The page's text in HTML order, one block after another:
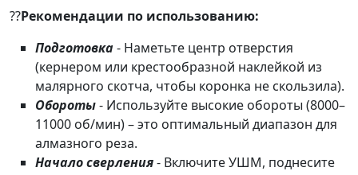
??Рекомендации по использованию:
Подготовка- Наметьте центр отверстия
(кернером или крестообразной наклейкой из
малярного скотча, чтобы коронка не скользила).
Обороты- Используйте высокие обороты (8000–
11000 об/мин) – это оптимальный диапазон для
алмазного реза.
Началосверления- Включите УШМ, поднесите